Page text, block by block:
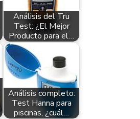
Análisis del Tru
Test: ¿El Mejor
Producto para el…
Análisis completo:
Test Hanna para
piscinas, ¿cuál…